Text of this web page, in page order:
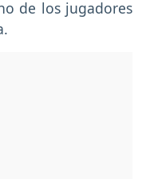
de los jugadores